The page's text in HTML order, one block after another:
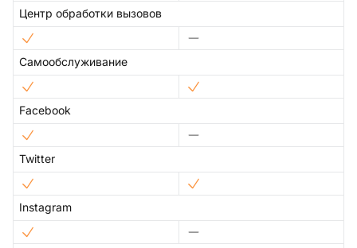
Центр обработки вызовов
Самообслуживание
Facebook
Twitter
Instagram